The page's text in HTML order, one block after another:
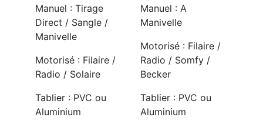
Manuel : Tirage
Direct / Sangle /
Manivelle
Motorisé : Filaire /
Radio / Solaire
Tablier : PVC ou
Aluminium
Manuel : A
Manivelle
Motorisé : Filaire /
Radio / Somfy /
Becker
Tablier : PVC ou
Aluminium